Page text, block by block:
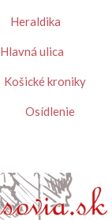
Heraldika
Hlavná ulica
Košické kroniky
Osídlenie